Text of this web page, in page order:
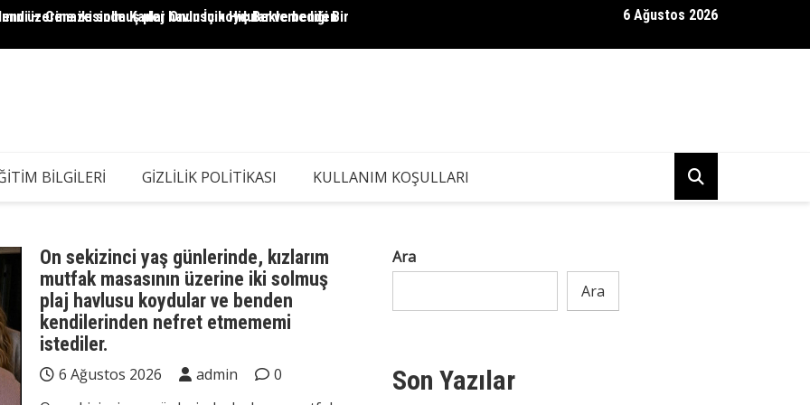
üzerine iki solmuş plaj havlusu koydular ve benden
— Cenazesinde Kader Onun İçin Hiç Beklemediği Bir
Kocam felç geçirip hastane yatağında gözlerini açar açmaz..
6 Ağustos 2026
BILGILERI GIZLILIK POLITIKASI KULLANIM KOŞULLARI
On sekizinci yaş günlerinde, kızlarım
mutfak masasının üzerine iki solmuş
plaj havlusu koydular ve benden
kendilerinden nefret etmememi
istediler.
6 Ağustos 2026 admin
0
Ara
Ara
Son Yazılar